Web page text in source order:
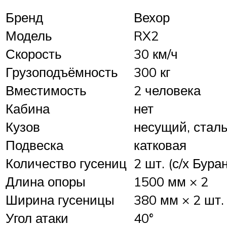
Бренд
Вехор
Модель
RX2
Скорость
30 км/ч
Грузоподъёмность
300 кг
Вместимость
2 человека
Кабина
нет
Кузов
несущий,
Подвеска
катковая
Количество гусениц 2 шт. (с/х
Длина опоры
1500 мм × 2
Ширина гусеницы
380 мм × 2 шт.
Угол атаки
40°